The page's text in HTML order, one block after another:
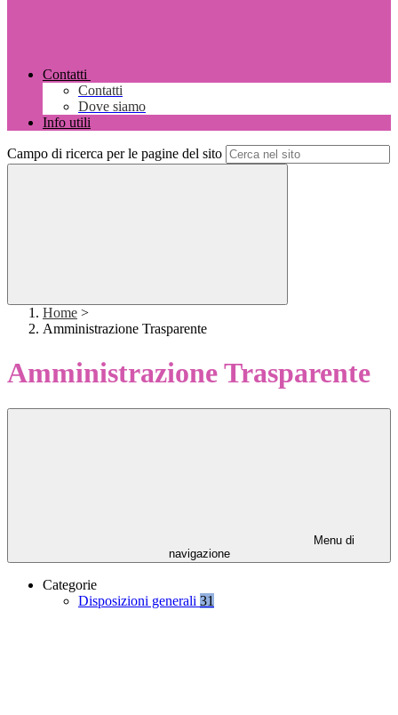
Contatti
Contatti
Dove siamo
Info utili
Campo di ricerca per le pagine del sito
Home >
Amministrazione Trasparente
Amministrazione Trasparente
Menu di
navigazione
Categorie
Disposizioni generali 31